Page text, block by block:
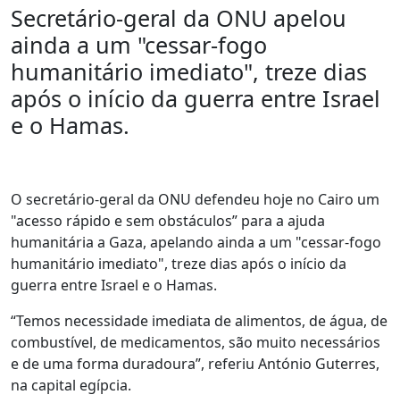
Secretário-geral da ONU apelou
ainda a um "cessar-fogo
humanitário imediato", treze dias
após o início da guerra entre Israel
e o Hamas.
O secretário-geral da ONU defendeu hoje no Cairo um
"acesso rápido e sem obstáculos” para a ajuda
humanitária a Gaza, apelando ainda a um "cessar-fogo
humanitário imediato", treze dias após o início da
guerra entre Israel e o Hamas.
“Temos necessidade imediata de alimentos, de água, de
combustível, de medicamentos, são muito necessários
e de uma forma duradoura”, referiu António Guterres,
na capital egípcia.